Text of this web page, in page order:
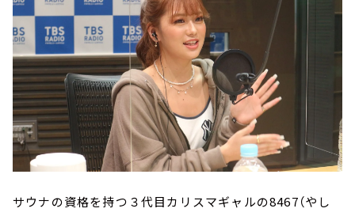
サウナの資格を持つ３代目カリスマギャルの8467（やし